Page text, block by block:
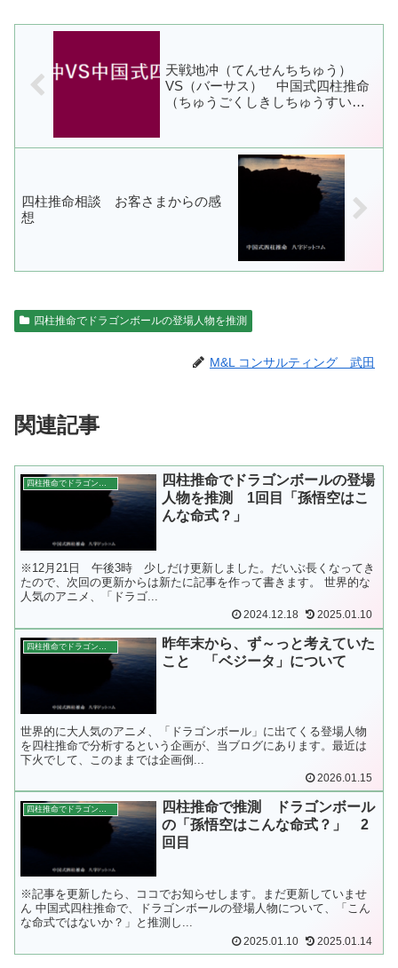
天戦地冲（てんせんちちゅう）
VS（バーサス） 中国式四柱推命
（ちゅうごくしきしちゅうすいめ
四柱推命相談 お客さまからの感
想
四柱推命でドラゴンボールの登場人物を推測
M&L コンサルティング 武田
関連記事
四柱推命でドラゴンボールの登場
人物を推測 1回目「孫悟空はこ
んな命式？」
※12月21日 午後3時 少しだけ更新しました。だいぶ長くなってき
たので、次回の更新からは新たに記事を作って書きます。 世界的な
人気のアニメ、「ドラゴ...
2024.12.18 2025.01.10
昨年末から、ず～っと考えていた
こと 「ベジータ」について
世界的に大人気のアニメ、「ドラゴンボール」に出てくる登場人物
を四柱推命で分析するという企画が、当ブログにあります。最近は
下火でして、このままでは企画倒...
2026.01.15
四柱推命でドラゴンボールの登場人物を推測
四柱推命で推測 ドラゴンボール
の「孫悟空はこんな命式？」 2
回目
※記事を更新したら、ココでお知らせします。まだ更新していませ
ん 中国式四柱推命で、ドラゴンボールの登場人物について、「こん
な命式ではないか？」と推測し...
2025.01.10 2025.01.14